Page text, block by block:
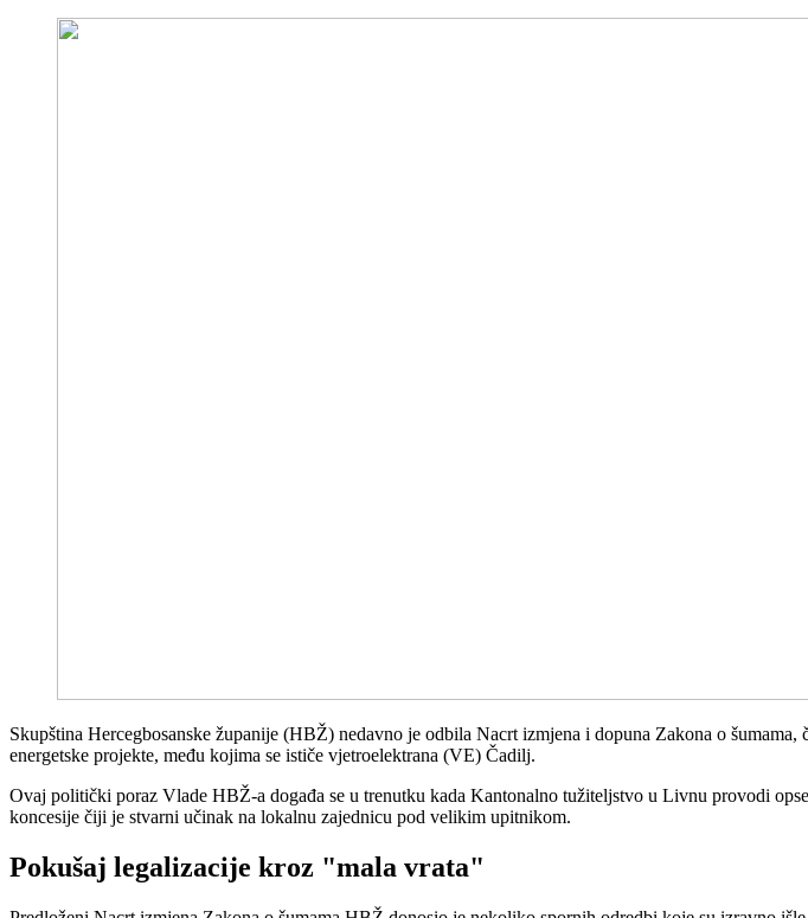
Skupština Hercegbosanske županije (HBŽ) nedavno je odbila Nacrt izmjena i dopuna Zakona o
energetske projekte, među kojima se ističe vjetroelektrana (VE) Čadilj.
Ovaj politički poraz Vlade HBŽ-a događa se u trenutku kada Kantonalno tužiteljstvo u Livnu provodi
koncesije čiji je stvarni učinak na lokalnu zajednicu pod velikim upitnikom.
Pokušaj legalizacije kroz "mala vrata"